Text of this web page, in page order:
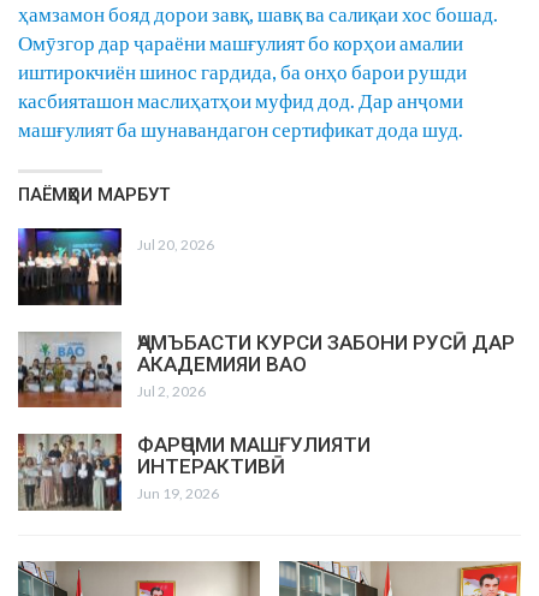
ҳамзамон бояд дорои завқ, шавқ ва салиқаи хос бошад.
Омӯзгор дар ҷараёни машғулият бо корҳои амалии
иштирокчиён шинос гардида, ба онҳо барои рушди
касбияташон маслиҳатҳои муфид дод. Дар анҷоми
машғулият ба шунавандагон сертификат дода шуд.
ПАЁМҲОИ МАРБУТ
Jul 20, 2026
ҶАМЪБАСТИ КУРСИ ЗАБОНИ РУСӢ ДАР
АКАДЕМИЯИ ВАО
Jul 2, 2026
ФАРҶОМИ МАШҒУЛИЯТИ
ИНТЕРАКТИВӢ
Jun 19, 2026